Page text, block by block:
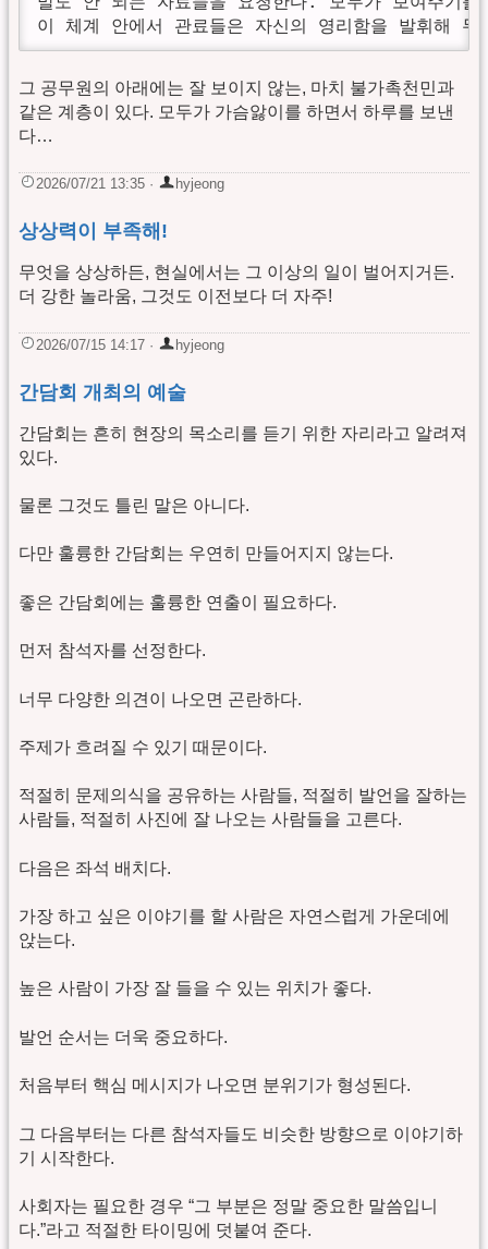
이 체계 안에서 관료들은 자신의 영리함을 발휘해 무
그 공무원의 아래에는 잘 보이지 않는, 마치 불가촉천민과
같은 계층이 있다. 모두가 가슴앓이를 하면서 하루를 보낸
다…
2026/07/21 13:35 · hyjeong
상상력이 부족해!
무엇을 상상하든, 현실에서는 그 이상의 일이 벌어지거든.
더 강한 놀라움, 그것도 이전보다 더 자주!
2026/07/15 14:17 · hyjeong
간담회 개최의 예술
간담회는 흔히 현장의 목소리를 듣기 위한 자리라고 알려져
있다.
물론 그것도 틀린 말은 아니다.
다만 훌륭한 간담회는 우연히 만들어지지 않는다.
좋은 간담회에는 훌륭한 연출이 필요하다.
먼저 참석자를 선정한다.
너무 다양한 의견이 나오면 곤란하다.
주제가 흐려질 수 있기 때문이다.
적절히 문제의식을 공유하는 사람들, 적절히 발언을 잘하는
사람들, 적절히 사진에 잘 나오는 사람들을 고른다.
다음은 좌석 배치다.
가장 하고 싶은 이야기를 할 사람은 자연스럽게 가운데에
앉는다.
높은 사람이 가장 잘 들을 수 있는 위치가 좋다.
발언 순서는 더욱 중요하다.
처음부터 핵심 메시지가 나오면 분위기가 형성된다.
그 다음부터는 다른 참석자들도 비슷한 방향으로 이야기하
기 시작한다.
사회자는 필요한 경우 “그 부분은 정말 중요한 말씀입니
다.”라고 적절한 타이밍에 덧붙여 준다.